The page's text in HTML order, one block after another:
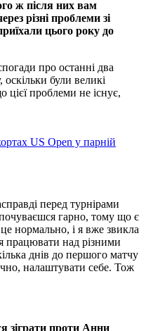
ж після них вам
різні проблеми зі
цього року до
про останні два
були великі
цієї проблеми не існує,
US Open у парній
перед турнірами
гарно, тому що є
нормально, і я вже звикла
працювати над різними
днів до першого матчу
налаштувати себе. Тож
зіграти проти Анни